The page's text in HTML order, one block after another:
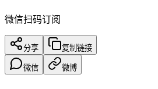
微信扫码订阅
分享 复制链接
微信 微博